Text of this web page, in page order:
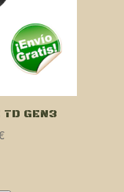
TD GEN3